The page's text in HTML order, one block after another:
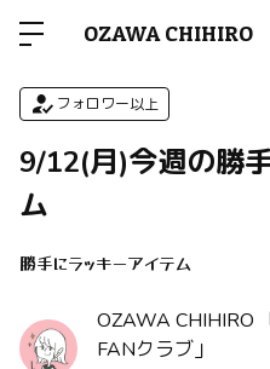
OZAWA CHIHIRO
フォロワー以上
9/12(月)今週の勝
ム
勝手にラッキーアイテム
OZAWA CHIHIRO
FANクラブ」